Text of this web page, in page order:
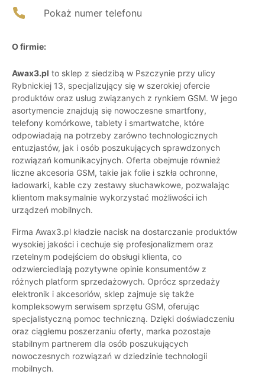
Pokaż numer telefonu
O firmie:
Awax3.pl to sklep z siedzibą w Pszczynie przy ulicy
Rybnickiej 13, specjalizujący się w szerokiej ofercie
produktów oraz usług związanych z rynkiem GSM. W jego
asortymencie znajdują się nowoczesne smartfony,
telefony komórkowe, tablety i smartwatche, które
odpowiadają na potrzeby zarówno technologicznych
entuzjastów, jak i osób poszukujących sprawdzonych
rozwiązań komunikacyjnych. Oferta obejmuje również
liczne akcesoria GSM, takie jak folie i szkła ochronne,
ładowarki, kable czy zestawy słuchawkowe, pozwalając
klientom maksymalnie wykorzystać możliwości ich
urządzeń mobilnych.
Firma Awax3.pl kładzie nacisk na dostarczanie produktów
wysokiej jakości i cechuje się profesjonalizmem oraz
rzetelnym podejściem do obsługi klienta, co
odzwierciedlają pozytywne opinie konsumentów z
różnych platform sprzedażowych. Oprócz sprzedaży
elektronik i akcesoriów, sklep zajmuje się także
kompleksowym serwisem sprzętu GSM, oferując
specjalistyczną pomoc techniczną. Dzięki doświadczeniu
oraz ciągłemu poszerzaniu oferty, marka pozostaje
stabilnym partnerem dla osób poszukujących
nowoczesnych rozwiązań w dziedzinie technologii
mobilnych.